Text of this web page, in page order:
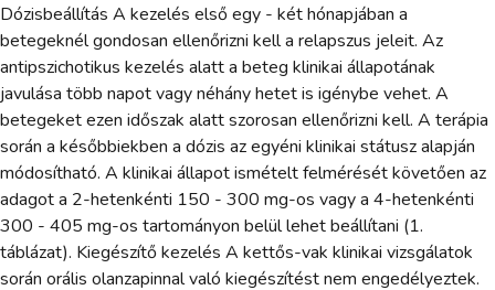
Dózisbeállítás A kezelés első egy - két hónapjában a
betegeknél gondosan ellenőrizni kell a relapszus jeleit. Az
antipszichotikus kezelés alatt a beteg klinikai állapotának
javulása több napot vagy néhány hetet is igénybe vehet. A
betegeket ezen időszak alatt szorosan ellenőrizni kell. A terápia
során a későbbiekben a dózis az egyéni klinikai státusz alapján
módosítható. A klinikai állapot ismételt felmérését követően az
adagot a 2-hetenkénti 150 - 300 mg-os vagy a 4-hetenkénti
300 - 405 mg-os tartományon belül lehet beállítani (1.
táblázat). Kiegészítő kezelés A kettős-vak klinikai vizsgálatok
során orális olanzapinnal való kiegészítést nem engedélyeztek.